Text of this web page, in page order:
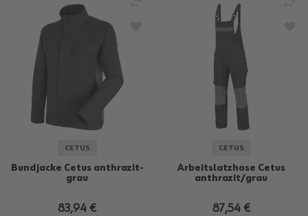
CETUS
Bundjacke Cetus anthrazit-
grau
83,94 €
ZUR WUNSCHLISTE HINZUFÜGEN
CETUS
Arbeitslatzhose Cetus
anthrazit/grau
87,54 €